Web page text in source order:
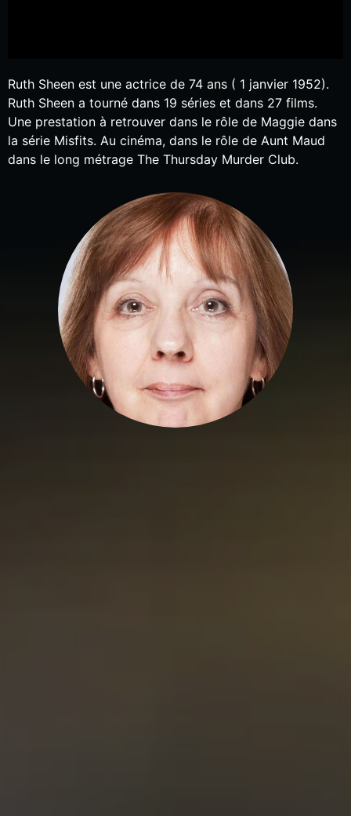
Ruth Sheen est une actrice de 74 ans ( 1 janvier 1952).
Ruth Sheen a tourné dans 19 séries et dans 27 films.
Une prestation à retrouver dans le rôle de Maggie dans
la série Misfits. Au cinéma, dans le rôle de Aunt Maud
dans le long métrage The Thursday Murder Club.